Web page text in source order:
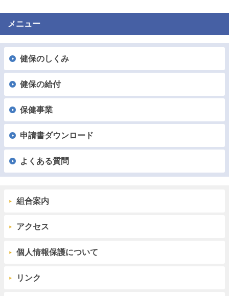
メニュー
健保のしくみ
健保の給付
保健事業
申請書ダウンロード
よくある質問
組合案内
アクセス
個人情報保護について
リンク